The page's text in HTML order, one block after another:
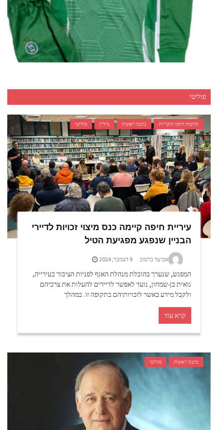
הדור הבא של היציע: איך מגדלים ילדים לאהוב כדורגל?
פוליטי
חדשות חיפה והקריות כתבה ראשית נדל"ן פוליטי
עיריית חיפה קיימה כנס מיצוי זכויות לדיירי
הבניין שנפגע מפגיעת הטיל
אביעד ברטוב 9 דצמבר, 2024
המפגש, שנערך בהובלת מנהלת האגף לפניות הציבור בעירייה,
נואית בן-שמחון, נועד לאפשר לדיירים להעלות את צרכיהם
ולקבל מידע באשר לזכויותיהם בתקופה זו. במהלך
קרא עוד
כתבה ראשית פוליטי